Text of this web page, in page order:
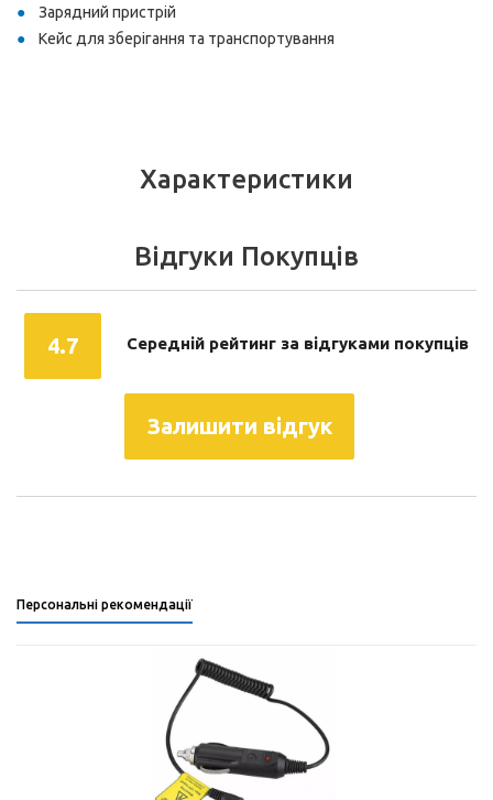
Зарядний пристрій
Кейс для зберігання та транспортування
Характеристики
Відгуки Покупців
4.7 Середній рейтинг за відгуками покупців
Залишити відгук
Персональні рекомендації